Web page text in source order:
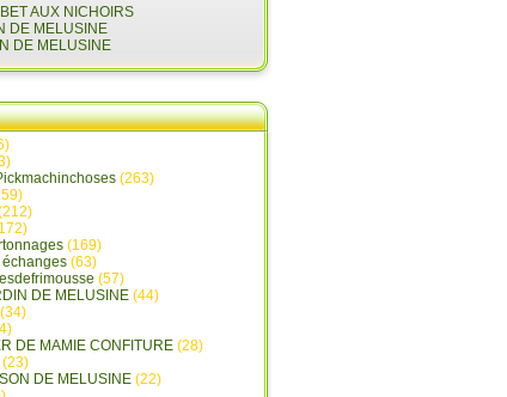
AUX NICHOIRS
DE MELUSINE
DE MELUSINE
(263)
(169)
échanges (63)
(57)
DE MELUSINE (44)
(34)
DE MAMIE CONFITURE (28)
(23)
DE MELUSINE (22)